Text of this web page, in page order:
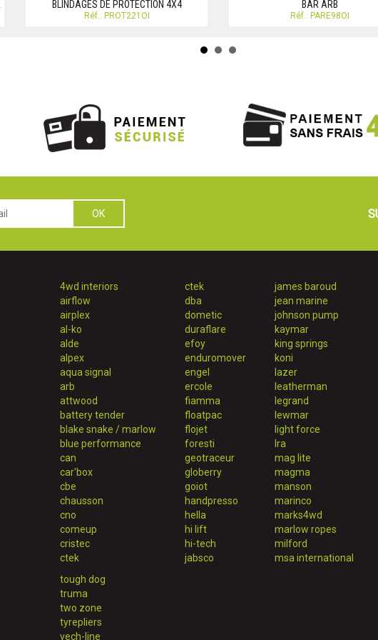
BLINDAGES DE PROTECTION 4X4
Réf.: PROT221OI
BAR ARB
Réf.: PARE98OI
4wd interiors
airflow
airplex
al-ko
alde
alpex
aqua signal
arb
attwood
battery tender
blake snake / marlow
blue performance
can
car'box
cbe
chausson
cno
comeup
cristec
ctek
ctek
dba
dometic
duraflare
efoy
enduromover
engel
ercole
fiamma
floatpac
flojet
foresti
geotraceur
globerry
goiot
handpresso
hella
hi lift
hi-tech
jabsco
james baroud
jean marine
johnson pump
kaymar
king springs
koni
lazer
leatherman
legrand
lewmar
light force
lra
mag lite
magma
manson
marinco
marks4wd
marlow ropes
milford
msa international
tough dog
truma
two zone
tyrepliers
vech-line